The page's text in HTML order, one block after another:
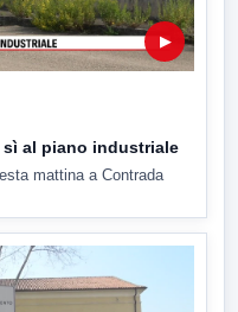
▶
al piano industriale
mattina a Contrada